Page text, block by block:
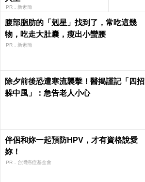
PR．新素簡
腹部脂肪的「剋星」找到了，常吃這幾
物，吃走大肚囊，瘦出小蠻腰
PR．新素簡
除夕前後恐遭寒流襲擊！醫揭謹記「四招
躲中風」：急告老人小心
伴侶和妳一起預防HPV，才有資格說愛
妳！
PR．台灣癌症基金會